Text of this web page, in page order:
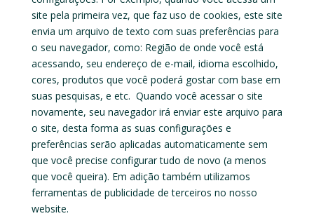
site pela primeira vez, que faz uso de cookies, este site
envia um arquivo de texto com suas preferências para
o seu navegador, como: Região de onde você está
acessando, seu endereço de e-mail, idioma escolhido,
cores, produtos que você poderá gostar com base em
suas pesquisas, e etc. Quando você acessar o site
novamente, seu navegador irá enviar este arquivo para
o site, desta forma as suas configurações e
preferências serão aplicadas automaticamente sem
que você precise configurar tudo de novo (a menos
que você queira). Em adição também utilizamos
ferramentas de publicidade de terceiros no nosso
website.